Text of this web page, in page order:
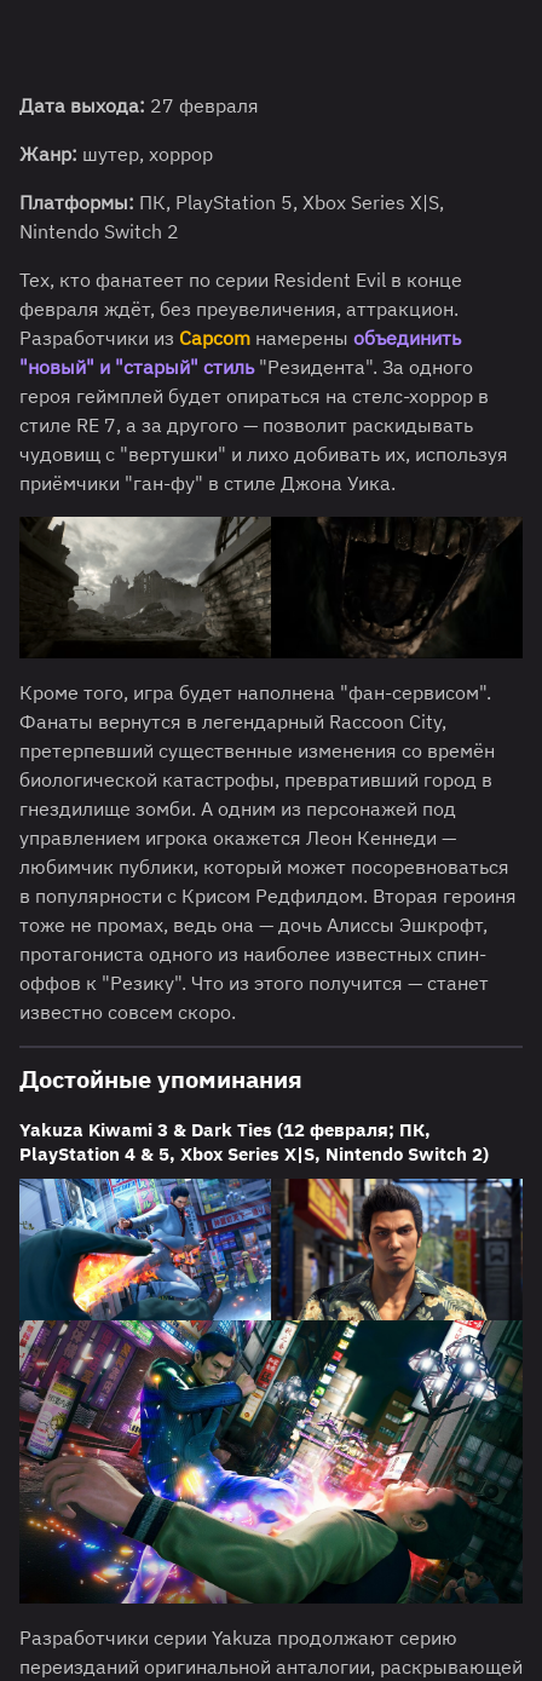
Дата выхода: 27 февраля
Жанр: шутер, хоррор
Платформы: ПК, PlayStation 5, Xbox Series X|S,
Nintendo Switch 2
Тех, кто фанатеет по серии Resident Evil в конце
февраля ждёт, без преувеличения, аттракцион.
Разработчики из Capcom намерены объединить
"новый" и "старый" стиль"Резидента". За одного
героя геймплей будет опираться на стелс-хоррор в
стиле RE 7, а за другого — позволит раскидывать
чудовищ с "вертушки" и лихо добивать их, используя
приёмчики "ган-фу" в стиле Джона Уика.
Кроме того, игра будет наполнена "фан-сервисом".
Фанаты вернутся в легендарный Raccoon City,
претерпевший существенные изменения со времён
биологической катастрофы, превративший город в
гнездилище зомби. А одним из персонажей под
управлением игрока окажется Леон Кеннеди —
любимчик публики, который может посоревноваться
в популярности с Крисом Редфилдом. Вторая героиня
тоже не промах, ведь она — дочь Алиссы Эшкрофт,
протагониста одного из наиболее известных спин-
оффов к "Резику". Что из этого получится — станет
известно совсем скоро.
Достойные упоминания
Yakuza Kiwami 3 & Dark Ties (12 февраля; ПК,
PlayStation 4 & 5, Xbox Series X|S, Nintendo Switch 2)
Разработчики серии Yakuza продолжают серию
переизданий оригинальной анталогии, раскрывающей